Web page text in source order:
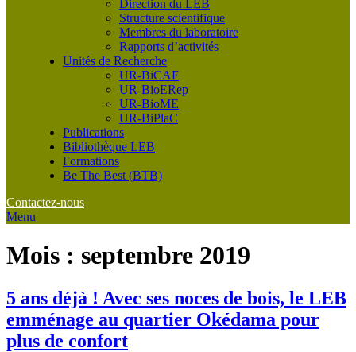
Direction du LEB
Structure scientifique
Membres du laboratoire
Rapports d’activités
Unités de Recherche
UR-BiCAF
UR-BioERep
UR-BioME
UR-BiPlaC
Publications
Bibliothèque LEB
Formations
Be The Best (BTB)
Contactez-nous
Menu
Mois : septembre 2019
5 ans déjà ! Avec ses noces de bois, le LEB
emménage au quartier Okédama pour
plus de confort